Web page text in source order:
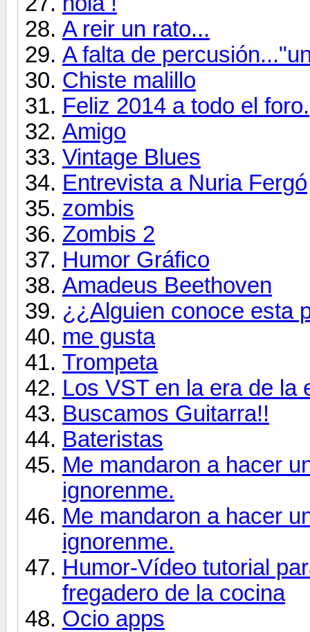
A reir un rato...
A falta de
Chiste malillo
Feliz 2014 a todo el foro.
Amigo
Vintage Blues
Entrevista a Nuria Fergó
zombis
Zombis 2
Humor Gráfico
Amadeus Beethoven
¿¿Alguien conoce esta
me gusta
Trompeta
Los VST en la era de la
Buscamos Guitarra!!
Bateristas
Me mandaron a hacer
ignorenme.
Me mandaron a hacer
ignorenme.
Humor-Vídeo tutorial
fregadero de la cocina
Ocio apps